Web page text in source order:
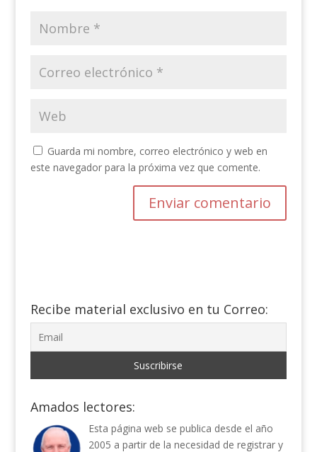
Guarda mi nombre, correo electrónico y web en
este navegador para la próxima vez que comente.
Recibe material exclusivo en tu Correo:
Amados lectores:
Esta página web se publica desde el año
2005 a partir de la necesidad de registrar y